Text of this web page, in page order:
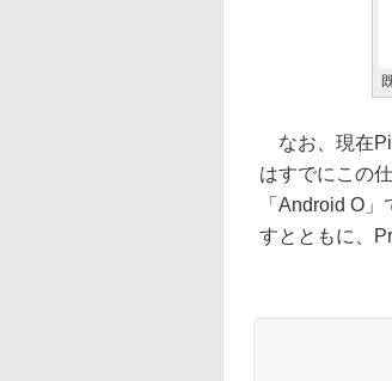
なお、現在
はすでにこの
「Android O
すとともに、